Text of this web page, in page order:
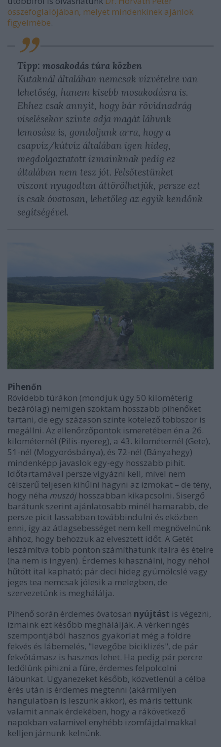
összefoglalójában, melyet mindenkinek ajánlok
figyelmébe.
Tipp: mosakodás túra közben
Kutaknál általában nemcsak vízvételre van
lehetőség, hanem kisebb mosakodásra is.
Ehhez csak annyit, hogy bár rövidnadrág
viselésekor szinte adja magát lábunk
lemosása is, gondoljunk arra, hogy a
csapvíz/kútvíz általában igen hideg,
megdolgoztatott izmainknak pedig ez
általában nem tesz jót. Felsőtestünket
viszont nyugodtan áttörölhetjük, persze ezt
is csak óvatosan, lehetőleg az egyik kendőnk
segítségével.
Pihenőn
Rövidebb túrákon (mondjuk úgy 50 kilométerig
bezárólag) nemigen szoktam hosszabb pihenőket
tartani, de egy százason szinte kötelező többször is
megállni. Az ellenőrzőpontok ismeretében én a 26.
kilométernél (Pilis-nyereg), a 43. kilométernél (Gete),
51-nél (Mogyorósbánya), és 72-nél (Bányahegy)
mindenképp javaslok egy-egy hosszabb pihit.
Időtartamával persze vigyázni kell, mivel nem
célszerű teljesen kihűlni hagyni az izmokat – de tény,
hogy néha muszáj hosszabban kikapcsolni. Sisergő
barátunk szerint ajánlatosabb minél hamarabb, de
persze picit lassabban továbbindulni és eközben
enni, így az átlagsebességet nem kell megnövelnünk
ahhoz, hogy behozzuk az elvesztett időt. A Getét
leszámítva több ponton számíthatunk italra és ételre
(ha nem is ingyen). Érdemes kihasználni, hogy néhol
hűtött ital kapható; pár deci hideg gyümölcslé vagy
jeges tea nemcsak jólesik a melegben, de
szervezetünk is meghálálja.
Pihenő során érdemes óvatosan nyújtást is végezni,
izmaink ezt később meghálálják. A vérkeringés
szempontjából hasznos gyakorlat még a földre
fekvés és lábemelés, "levegőbe biciklizés", de pár
fekvőtámasz is hasznos lehet. Ha pedig pár percre
ledőlünk pihizni a fűre, érdemes felpolcolni
lábunkat. Ugyanezeket később, közvetlenül a célba
érés után is érdemes megtenni (akármilyen
hangulatban is leszünk akkor), és máris tettünk
valamit annak érdekében, hogy a rákövetkező
napokban valamivel enyhébb izomfájdalmakkal
kelljen járnunk-kelnünk.